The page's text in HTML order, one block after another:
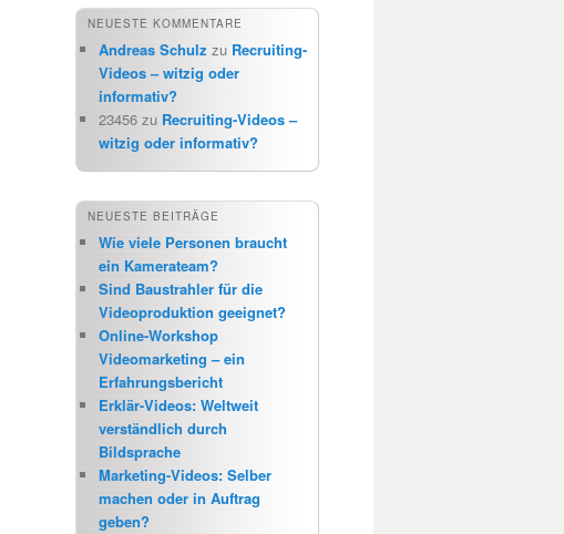
NEUESTE KOMMENTARE
Andreas Schulz zu Recruiting-
Videos – witzig oder
informativ?
23456 zu Recruiting-Videos –
witzig oder informativ?
NEUESTE BEITRÄGE
Wie viele Personen braucht
ein Kamerateam?
Sind Baustrahler für die
Videoproduktion geeignet?
Online-Workshop
Videomarketing – ein
Erfahrungsbericht
Erklär-Videos: Weltweit
verständlich durch
Bildsprache
Marketing-Videos: Selber
machen oder in Auftrag
geben?